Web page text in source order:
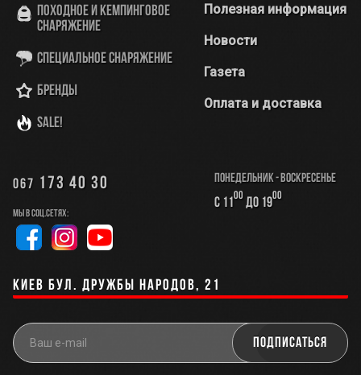
Походное и кемпинговое
снаряжение
Специальное снаряжение
Бренды
SALE!
Полезная информация
Новости
Газета
Оплата и доставка
067 173 40 30
Мы в соц.сетях:
Понедельник - Воскресенье
с 1100 до 1900
Киев бул. Дружбы Народов, 21